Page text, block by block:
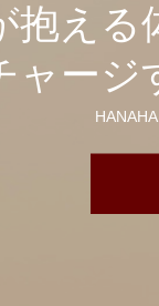
抱える
ャージ